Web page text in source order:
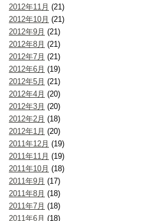
2012年11月 (21)
2012年10月 (21)
2012年9月 (21)
2012年8月 (21)
2012年7月 (21)
2012年6月 (19)
2012年5月 (21)
2012年4月 (20)
2012年3月 (20)
2012年2月 (18)
2012年1月 (20)
2011年12月 (19)
2011年11月 (19)
2011年10月 (18)
2011年9月 (17)
2011年8月 (18)
2011年7月 (18)
2011年6月 (18)